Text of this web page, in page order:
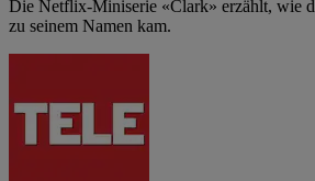
Die Netflix-Miniserie «Clark» erzählt, wie
zu seinem Namen kam.